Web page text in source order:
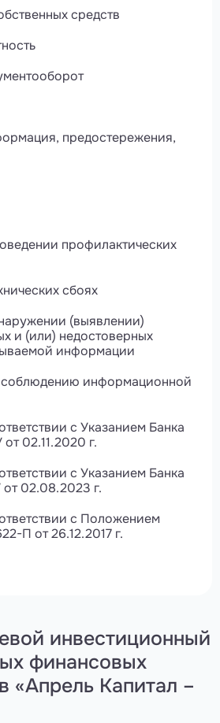
средств
предостережения,
профилактических
сбоях
(выявлении)
и (или) недостоверных
информации
информационной
с Указанием Банка
02.11.2020 г.
с Указанием Банка
02.08.2023 г.
с Положением
П от 26.12.2017 г.
инвестиционный
финансовых
«Апрель Капитал –